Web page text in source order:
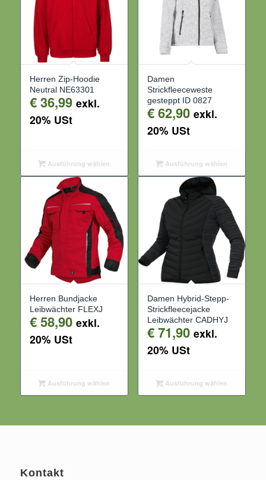
Herren Zip-Hoodie
Neutral NE63301
€36,99 exkl.
20% USt
Ausführung wählen
Damen
Strickfleeceweste
gesteppt ID 0827
€62,90 exkl.
20% USt
Ausführung wählen
Herren Bundjacke
Leibwächter FLEXJ
€58,90 exkl.
20% USt
Ausführung wählen
Damen Hybrid-Stepp-
Strickfleecejacke
Leibwächter CADHYJ
€71,90 exkl.
20% USt
Ausführung wählen
Kontakt